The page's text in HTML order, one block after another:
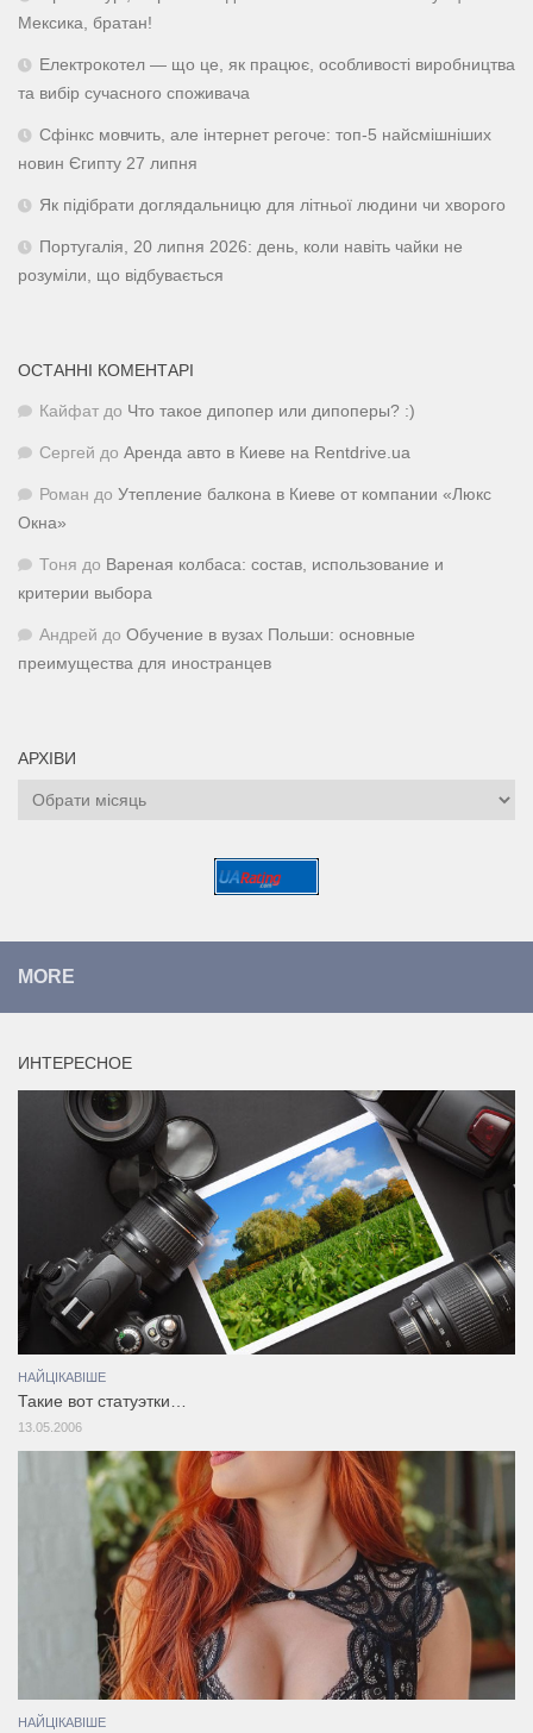
Мексика, братан!
Електрокотел — що це, як працює, особливості виробництва
та вибір сучасного споживача
Сфінкс мовчить, але інтернет регоче: топ-5 найсмішніших
новин Єгипту 27 липня
Як підібрати доглядальницю для літньої людини чи хворого
Португалія, 20 липня 2026: день, коли навіть чайки не
розуміли, що відбувається
ОСТАННІ КОМЕНТАРІ
Кайфат до Что такое дипопер или дипоперы? :)
Сергей до Аренда авто в Киеве на Rentdrive.ua
Роман до Утепление балкона в Киеве от компании «Люкс
Окна»
Тоня до Вареная колбаса: состав, использование и
критерии выбора
Андрей до Обучение в вузах Польши: основные
преимущества для иностранцев
АРХІВИ
Архіви
MORE
ИНТЕРЕСНОЕ
НАЙЦІКАВІШЕ
Такие вот статуэтки…
13.05.2006
НАЙЦІКАВІШЕ